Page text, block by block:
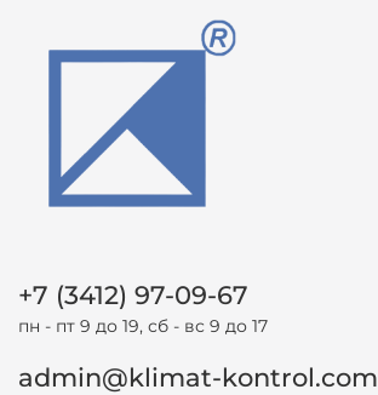
+7 (3412) 97-09-67
пн - пт 9 до 19, сб - вс 9 до 17
admin@klimat-kontrol.com